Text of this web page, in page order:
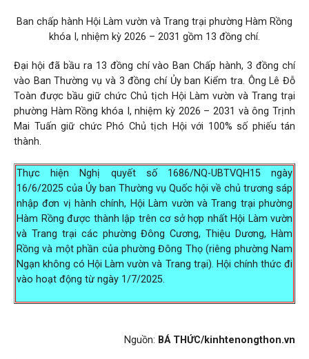
Ban chấp hành Hội Làm vườn và Trang trại phường Hàm Rồng
khóa I, nhiệm kỳ 2026 – 2031 gồm 13 đồng chí.
Đại hội đã bầu ra 13 đồng chí vào Ban Chấp hành, 3 đồng chí
vào Ban Thường vụ và 3 đồng chí Ủy ban Kiểm tra. Ông Lê Đỗ
Toàn được bầu giữ chức Chủ tịch Hội Làm vườn và Trang trại
phường Hàm Rồng khóa I, nhiệm kỳ 2026 – 2031 và ông Trịnh
Mai Tuấn giữ chức Phó Chủ tịch Hội với 100% số phiếu tán
thành.
Thực hiện Nghị quyết số 1686/NQ-UBTVQH15 ngày
16/6/2025 của Ủy ban Thường vụ Quốc hội về chủ trương sáp
nhập đơn vị hành chính, Hội Làm vườn và Trang trại phường
Hàm Rồng được thành lập trên cơ sở hợp nhất Hội Làm vườn
và Trang trại các phường Đông Cương, Thiệu Dương, Hàm
Rồng và một phần của phường Đông Thọ (riêng phường Nam
Ngạn không có Hội Làm vườn và Trang trại). Hội chính thức đi
vào hoạt động từ ngày 1/7/2025.
Nguồn: BÁ THỨC/kinhtenongthon.vn